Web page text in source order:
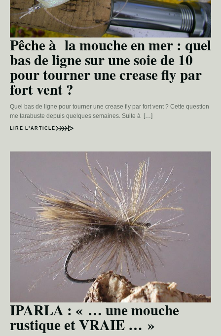
Pêche à la mouche en mer : quel
bas de ligne sur une soie de 10
pour tourner une crease fly par
fort vent ?
Quel bas de ligne pour tourner une crease fly par fort vent ? Cette question
me tarabuste depuis quelques semaines. Suite à […]
LIRE L’ARTICLE
IPARLA : « … une mouche
rustique et VRAIE … »